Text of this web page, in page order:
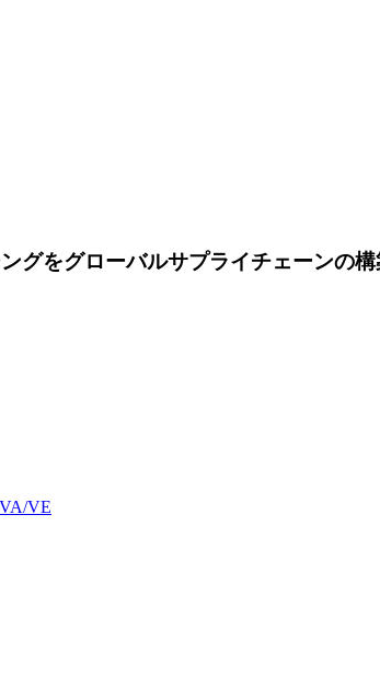
グをグローバルサプライチェーンの構
VE